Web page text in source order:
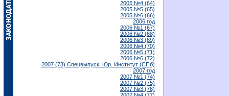
2005 №4 (64)
2005 №5 (65)
2005 №6 (66)
2006 год
2006 №1 (67)
2006 №2 (68)
2006 №3 (69)
2006 №4 (70)
2006 №5 (71)
2006 №6 (72)
2007 (73) Спецвыпуск. Юр. Институт (СПб)
2007 год
2007 №1 (74)
2007 №2 (75)
2007 №3 (76)